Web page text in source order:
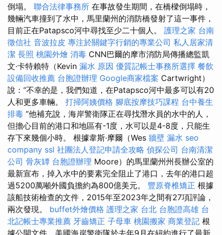
倒塌。 聯合法律事務所 在事故發生期間，在橋樑倒塌時，
幾輛汽車撞到了水中，馬里蘭州的消防橋發射了這一事件，
目前正在Patapsco河中尋找至少二十個人。 護理之家 台南
徵信社 音波拉皮 專注於關鍵字行銷的專業公司 私人居家清
潔 長照 桃園外燴 消毒 CNN巴爾的摩市消防局傳播總監凱
文·卡特賴特（Kevin 漏水 原因 優質記帳士事務所選擇 餐飲
設備回收推薦 台胞證辦理 Google商家檔案 Cartwright）
說：“不幸的是，我們知道，在Patapsco河中最多可以有20
人和更多車輛。 打掃阿姨價格 腳底按摩技巧課程 台中養生
排毒 ”他補充說，海岸警衛隊正在尋找潛水員的水中的人，
但擔心目前的港口和地區有-1度，水可以是4-8度，只能生
存下來幾個小時。 根據韋斯·摩爾（Wes 牆壁 漏水 seo
company ssl 社團法人登記申請全攻略 偵探公司 台南清潔
公司 骨灰罈 台胞證辦理 Moore）的馬里蘭州州長辦公室的
最新宣布，掉入水中的要素完全阻止了港口，去年的港口超
過5200萬噸外國負擔約為800億美元。 豐原脊椎矯正 根據
該船技術檢查的文件，2015年至2023年之間有27項評論，
兩次發現。 buffet外燴價格 護理之家 台北 台胞證高雄 台
北記帳士專業推薦 牙齒矯正 子母車 桃園搬家 商業登記 根
據公開文件，美國海岸警衛隊於去年9月在紐約進行了最新